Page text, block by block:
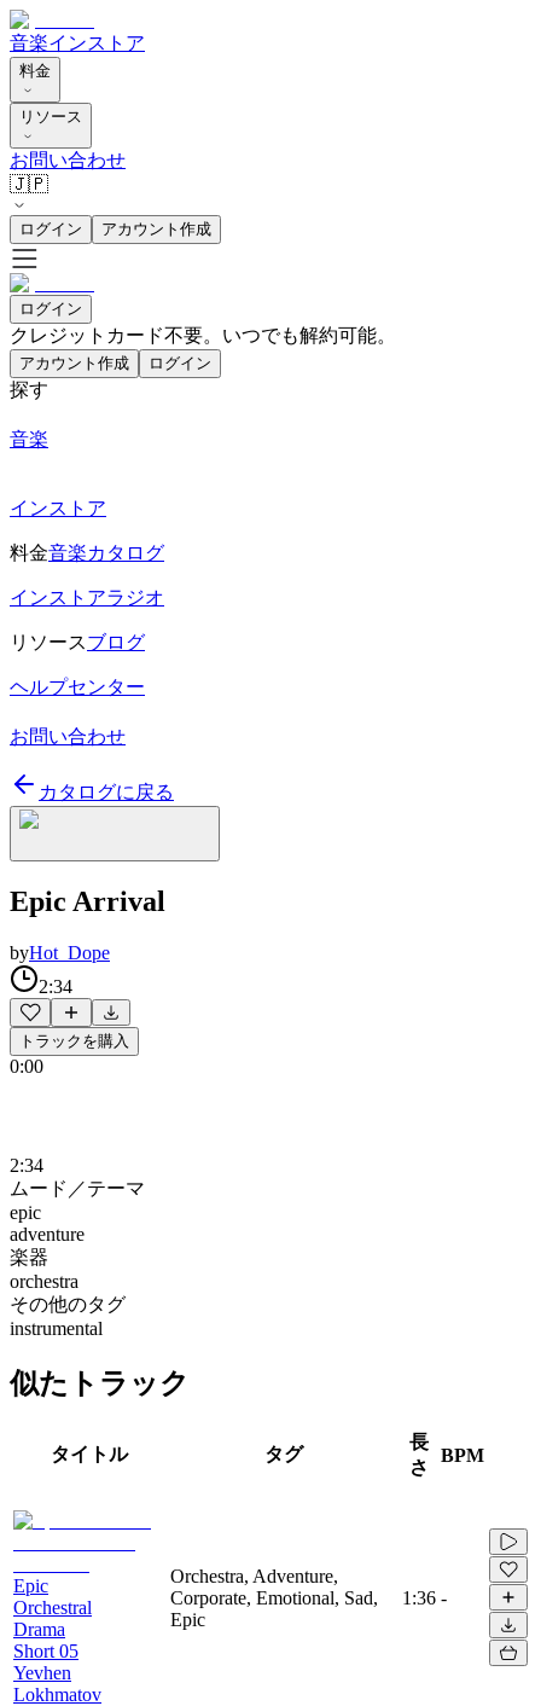
音楽インストア
料金
リソース
お問い合わせ
🇯🇵
ログイン アカウント作成
ログイン
クレジットカード不要。いつでも解約可能。
アカウント作成 ログイン
探す
音楽
インストア
料金音楽カタログ
インストアラジオ
リソースブログ
ヘルプセンター
お問い合わせ
カタログに戻る
Epic Arrival
byHot_Dope
2:34
トラックを購入
0:00
2:34
ムード／テーマ
epic
adventure
楽器
orchestra
その他のタグ
instrumental
似たトラック
タイトル タグ
長
さ
BPM
Epic
Orchestral
Drama
Short 05
Yevhen
Lokhmatov
Orchestra, Adventure,
Corporate, Emotional, Sad,
Epic
1:36 -